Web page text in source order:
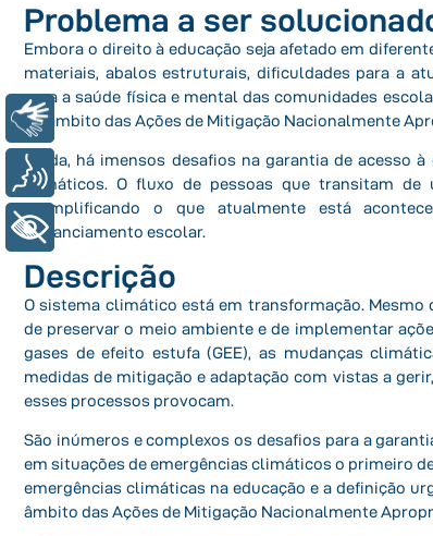
Problema a ser
Embora o direito à educação seja afetado em
materiais, abalos estruturais, dificuldades para a
para a saúde física e mental dascomunidades
no âmbito das Ações de Mitigação Nacionalmente
Ainda, há imensos desafios na garantia de acesso
climáticos. O fluxo de pessoas que transitam de
exemplificando o que atualmente está
distanciamento escolar.
Descrição
O sistema climático está em transformação. Mesmo
de preservar o meio ambiente e de implementar
gases de efeito estufa (GEE), as mudanças
medidas de mitigação e adaptação com vistas a
esses processos provocam.
São inúmeros e complexos os desafios para a
em situações de emergências climáticos o primeiro
emergências climáticas na educação e a definição
âmbito das Ações de Mitigação Nacionalmente
Libras
Voz
+ Acessibilidade